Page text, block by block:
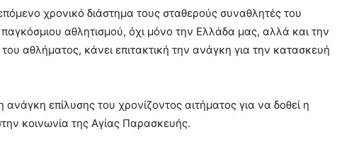
χρονικό διάστημα τους σταθερούς συναθλητές του
αθλητισμού, όχι μόνο την Ελλάδα μας, αλλά και την
αθλήματος, κάνει επιτακτική την ανάγκη για την κατασκευή
επίλυσης του χρονίζοντος αιτήματος για να δοθεί η
κοινωνία της Αγίας Παρασκευής.